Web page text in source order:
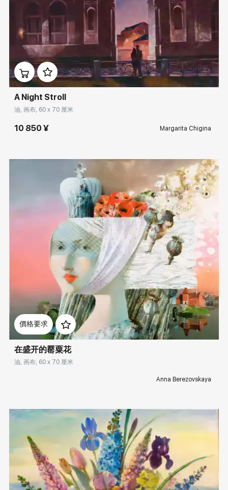
Домен: rakovgallery.cn
A Night Stroll
油, 画布, 60 x 70 厘米
10 850 ¥ Margarita Chigina
價格要求
Домен: rakovgallery.cn
在盛开的罂粟花
油, 画布, 60 x 70 厘米
Anna Berezovskaya